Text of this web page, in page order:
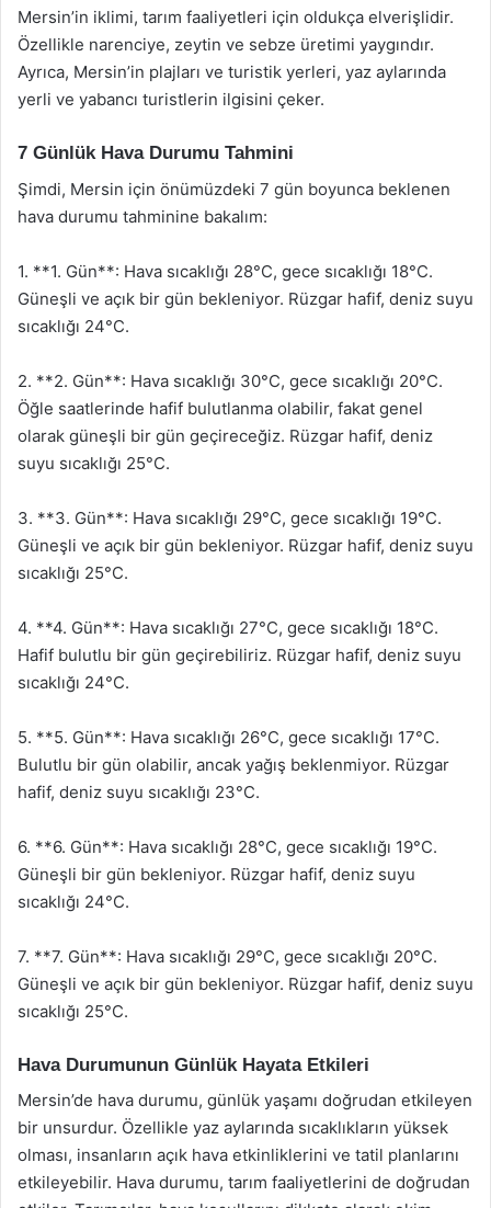
Mersin’in iklimi, tarım faaliyetleri için oldukça elverişlidir.
Özellikle narenciye, zeytin ve sebze üretimi yaygındır.
Ayrıca, Mersin’in plajları ve turistik yerleri, yaz aylarında
yerli ve yabancı turistlerin ilgisini çeker.
7 Günlük Hava Durumu Tahmini
Şimdi, Mersin için önümüzdeki 7 gün boyunca beklenen
hava durumu tahminine bakalım:
1. **1. Gün**: Hava sıcaklığı 28°C, gece sıcaklığı 18°C.
Güneşli ve açık bir gün bekleniyor. Rüzgar hafif, deniz suyu
sıcaklığı 24°C.
2. **2. Gün**: Hava sıcaklığı 30°C, gece sıcaklığı 20°C.
Öğle saatlerinde hafif bulutlanma olabilir, fakat genel
olarak güneşli bir gün geçireceğiz. Rüzgar hafif, deniz
suyu sıcaklığı 25°C.
3. **3. Gün**: Hava sıcaklığı 29°C, gece sıcaklığı 19°C.
Güneşli ve açık bir gün bekleniyor. Rüzgar hafif, deniz suyu
sıcaklığı 25°C.
4. **4. Gün**: Hava sıcaklığı 27°C, gece sıcaklığı 18°C.
Hafif bulutlu bir gün geçirebiliriz. Rüzgar hafif, deniz suyu
sıcaklığı 24°C.
5. **5. Gün**: Hava sıcaklığı 26°C, gece sıcaklığı 17°C.
Bulutlu bir gün olabilir, ancak yağış beklenmiyor. Rüzgar
hafif, deniz suyu sıcaklığı 23°C.
6. **6. Gün**: Hava sıcaklığı 28°C, gece sıcaklığı 19°C.
Güneşli bir gün bekleniyor. Rüzgar hafif, deniz suyu
sıcaklığı 24°C.
7. **7. Gün**: Hava sıcaklığı 29°C, gece sıcaklığı 20°C.
Güneşli ve açık bir gün bekleniyor. Rüzgar hafif, deniz suyu
sıcaklığı 25°C.
Hava Durumunun Günlük Hayata Etkileri
Mersin’de hava durumu, günlük yaşamı doğrudan etkileyen
bir unsurdur. Özellikle yaz aylarında sıcaklıkların yüksek
olması, insanların açık hava etkinliklerini ve tatil planlarını
etkileyebilir. Hava durumu, tarım faaliyetlerini de doğrudan